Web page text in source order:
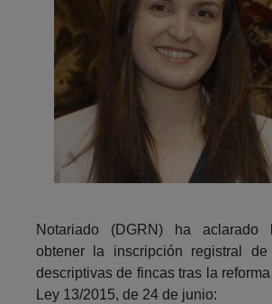
Notariado (DGRN) ha
obtener la inscripción registral de
descriptivas de fincas tras la
Ley 13/2015, de 24 de junio: